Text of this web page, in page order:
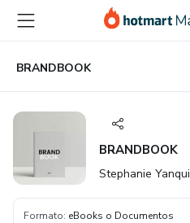
principal
página
de
página
BRANDBOOK
BRANDBOOK
Stephanie Yanqui
Formato: eBooks o Documentos